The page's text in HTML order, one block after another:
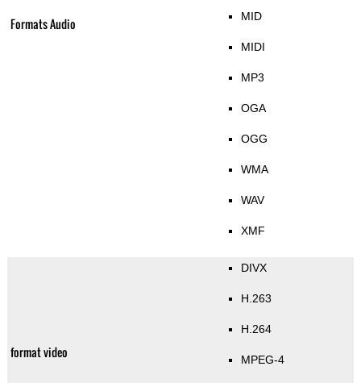
Formats Audio MID
MIDI
MP3
OGA
OGG
WMA
WAV
XMF
format video
DIVX
H.263
H.264
MPEG-4